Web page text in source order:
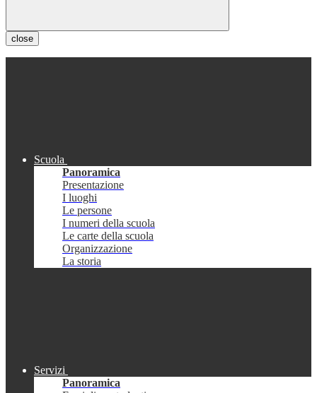
close
Scuola
Panoramica
Presentazione
I luoghi
Le persone
I numeri della scuola
Le carte della scuola
Organizzazione
La storia
Servizi
Panoramica